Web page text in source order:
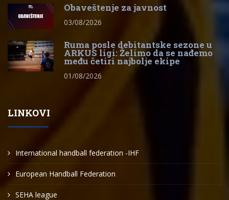
Obaveštenje za javnost
03/08/2026
Ruma posle debitantske sezone u
ARKUS ligi: Želimo da se nađemo
među četiri najbolje ekipe
01/08/2026
LINKOVI
International handball federation -IHF
European Handball Federation
SEHA league